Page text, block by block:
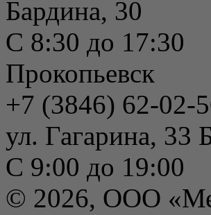
Бардина, 30
С 8:30 до 17:30
Прокопьевск
+7 (3846) 62-02-
ул. Гагарина, 33
С 9:00 до 19:00
© 2026, ООО